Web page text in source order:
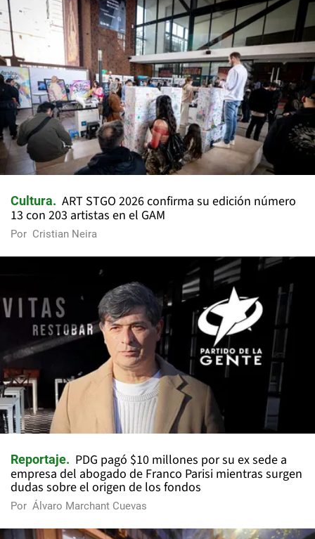
Cultura
ART STGO 2026 confirma su edición número
13 con 203 artistas en el GAM
Por Cristian Neira
Reportaje
PDG pagó $10 millones por su ex sede a
empresa del abogado de Franco Parisi mientras surgen
dudas sobre el origen de los fondos
Por Álvaro Marchant Cuevas